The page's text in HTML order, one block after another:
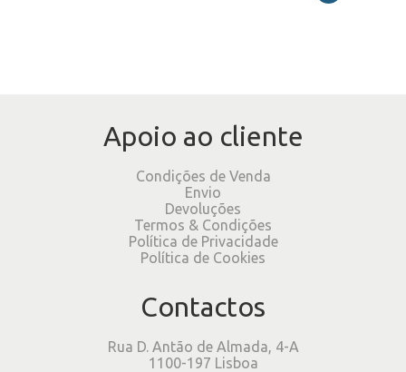
Apoio ao cliente
Condições de Venda
Envio
Devoluções
Termos & Condições
Política de Privacidade
Política de Cookies
Contactos
Rua D. Antão de Almada, 4-A
1100-197 Lisboa